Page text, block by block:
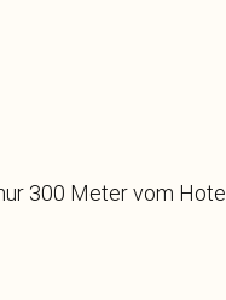
300 Meter vom